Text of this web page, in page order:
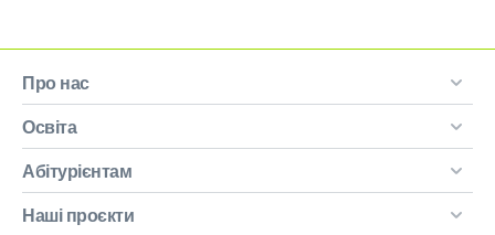
Про нас
Освіта
Абітурієнтам
Наші проєкти